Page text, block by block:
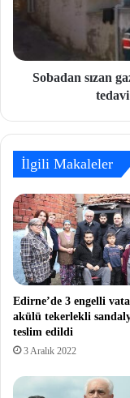
Sobadan sızan
İlgili Makaleler
Edirne’de 3 engelli
akülü tekerlekli
teslim edildi
3 Aralık 2022